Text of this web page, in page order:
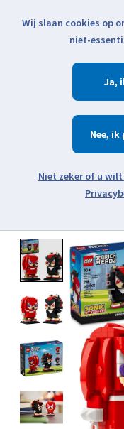
Klik voor actuele
Product
Wij slaan cookies op
niet-
Ja
Nee